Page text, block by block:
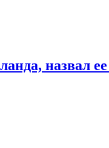
назвал